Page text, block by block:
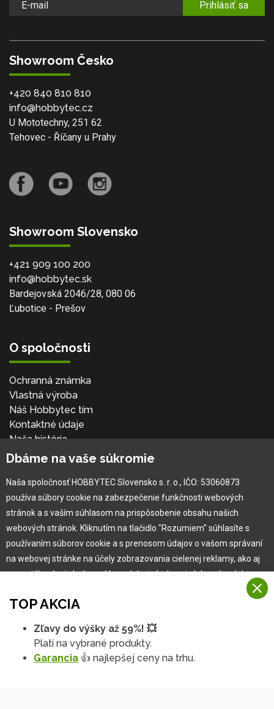
Prihlásiť sa
Showroom Česko
+420 840 810 810
info@hobbytec.cz
U Mototechny, 251 62
Tehovec - Říčany u Prahy
Showroom Slovensko
+421 909 100 200
info@hobbytec.sk
Bardejovská 2046/28, 080 06
Ľubotice - Prešov
O spoločnosti
Ochranná známka
Vlastná výroba
Náš Hobbytec tím
Kontaktné údaje
Naša história
Kariéra
Pre zákazníka
Garancia najlepšej ceny
Užívateľský manuál
Obchodné podmienky
Zákazník & partner
Novinky
TOP AKCIA
Zľavy do výšky až 59%! 💥
Platí na vybrané produkty.
Garancia 👍 najlepšej ceny na trhu.
Dbáme na vaše súkromie
Naša spoločnosť HOBBYTEC Slovensko s. r. o., IČO: 53060873
používa súbory cookie na zabezpečenie funkčnosti webových
stránok a s vaším súhlasom na prispôsobenie obsahu našich
webových stránok. Kliknutím na tlačidlo "Rozumiem" súhlasíte s
používaním súborov cookie a s prenosom údajov o vašom správaní
na webovej stránke na účely zobrazovania cielenej reklamy, ako aj
na sociálnych sieťach a reklamných sieťach na iných webových
Viac informácií
Na našich webových stránkach používame niekoľko kategórií
Rozumiem